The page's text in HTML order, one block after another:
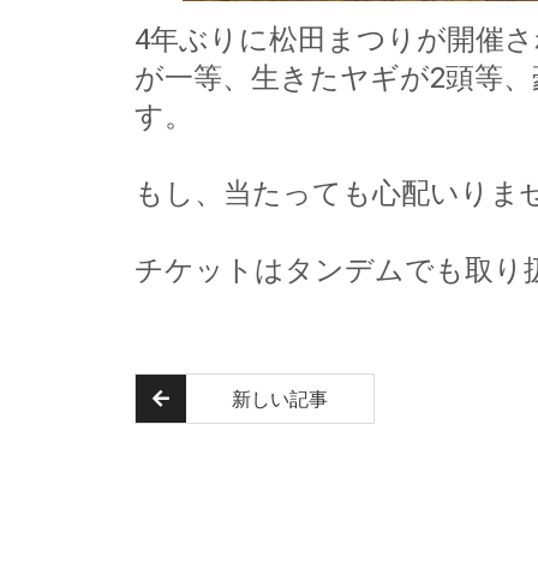
4年ぶりに松田まつりが開催
が一等、生きたヤギが2頭等
す。
もし、当たっても心配いりま
チケットはタンデムでも取り
新しい記事